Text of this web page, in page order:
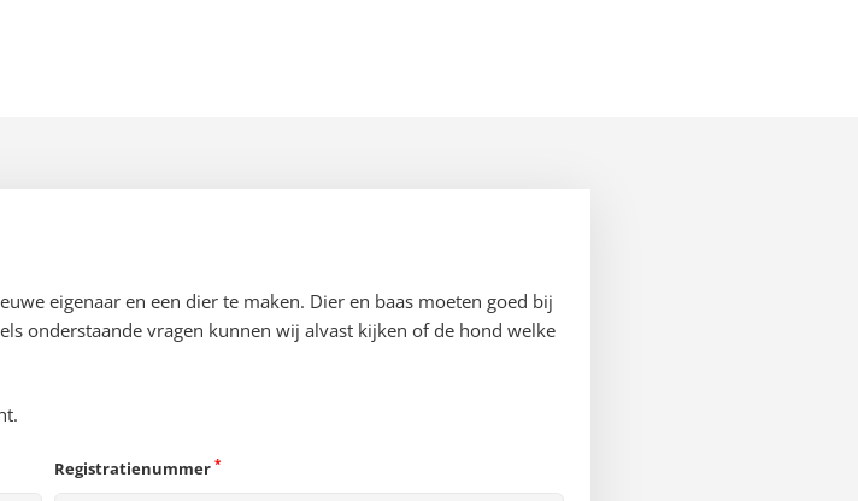
eigenaar en een dier te maken. Dier en baas moeten goed bij
onderstaande vragen kunnen wij alvast kijken of de hond welke
Registratienummer *